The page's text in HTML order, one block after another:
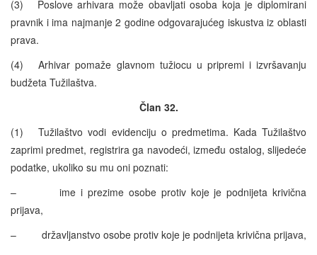
(3) Poslove arhivara može obavljati osoba koja je diplomirani
pravnik i ima najmanje 2 godine odgovarajućeg iskustva iz oblasti
prava.
(4) Arhivar pomaže glavnom tužiocu u pripremi i izvršavanju
budžeta Tužilaštva.
Član 32.
(1) Tužilaštvo vodi evidenciju o predmetima. Kada Tužilaštvo
zaprimi predmet, registrira ga navodeći, između ostalog, slijedeće
podatke, ukoliko su mu oni poznati:
– ime i prezime osobe protiv koje je podnijeta krivična
prijava,
– državljanstvo osobe protiv koje je podnijeta krivična prijava,